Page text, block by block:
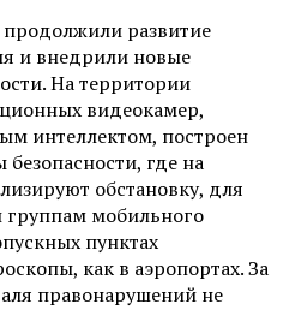
развитие
и внедрили новые
На территории
видеокамер,
интеллектом, построен
где на
обстановку, для
группам мобильного
пунктах
как в аэропортах. За
правонарушений не